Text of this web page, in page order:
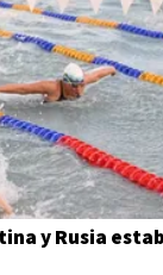
y Rusia